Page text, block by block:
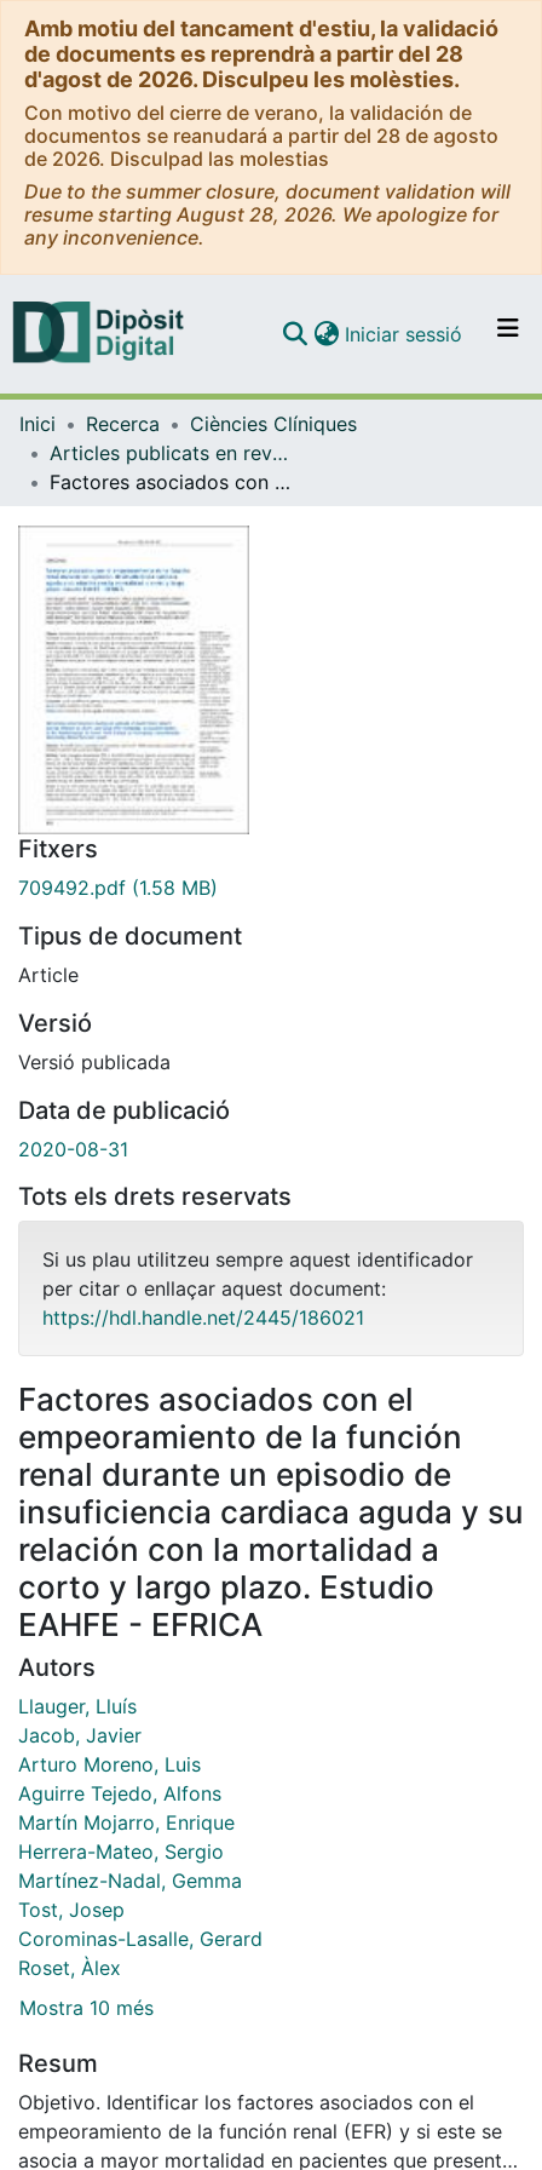
Amb motiu del tancament d'estiu, la validació
de documents es reprendrà a partir del 28
d'agost de 2026. Disculpeu les molèsties.
Con motivo del cierre de verano, la validación de
documentos se reanudará a partir del 28 de agosto
de 2026. Disculpad las molestias
Due to the summer closure, document validation will
resume starting August 28, 2026. We apologize for
any inconvenience.
Navega per tot el DD
Iniciar sessió (current)
Inici Recerca
Ciències Clíniques
Articles publicats en revistes (Ciències Clíniques)
Factores asociados con el empeoramiento de la función renal durante un episodio de insuficiencia cardiaca aguda y su relación con la mortalidad a corto y largo plazo. Estudio EAHFE - EFRICA
Fitxers
709492.pdf (1.58 MB)
Tipus de document
Article
Versió
Versió publicada
Data de publicació
2020-08-31
Tots els drets reservats
Si us plau utilitzeu sempre aquest identificador
per citar o enllaçar aquest document:
https://hdl.handle.net/2445/186021
Factores asociados con el
empeoramiento de la función
renal durante un episodio de
insuficiencia cardiaca aguda y su
relación con la mortalidad a
corto y largo plazo. Estudio
EAHFE - EFRICA
Autors
Llauger, Lluís
Jacob, Javier
Arturo Moreno, Luis
Aguirre Tejedo, Alfons
Martín Mojarro, Enrique
Herrera-Mateo, Sergio
Martínez-Nadal, Gemma
Tost, Josep
Corominas-Lasalle, Gerard
Roset, Àlex
Mostra 10 més
Resum
Objetivo. Identificar los factores asociados con el
empeoramiento de la función renal (EFR) y si este se
asocia a mayor mortalidad en pacientes que presentan